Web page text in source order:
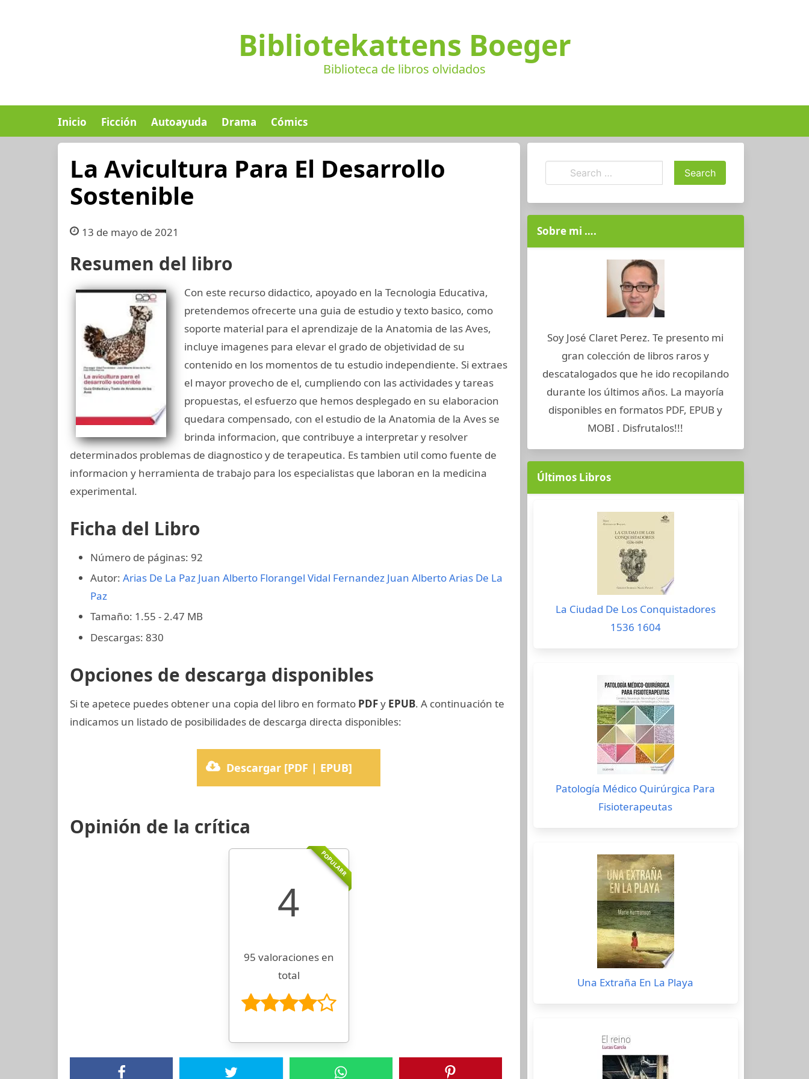
Bibliotekattens Boeger
Biblioteca de libros olvidados
Inicio Ficción Autoayuda Drama Cómics
La Avicultura Para El Desarrollo
Sostenible
13 de mayo de 2021
Resumen del libro
Con este recurso didactico, apoyado en la Tecnologia Educativa,
pretendemos ofrecerte una guia de estudio y texto basico, como
soporte material para el aprendizaje de la Anatomia de las Aves,
incluye imagenes para elevar el grado de objetividad de su
contenido en los momentos de tu estudio independiente. Si extraes
el mayor provecho de el, cumpliendo con las actividades y tareas
propuestas, el esfuerzo que hemos desplegado en su elaboracion
quedara compensado, con el estudio de la Anatomia de la Aves se
brinda informacion, que contribuye a interpretar y resolver
determinados problemas de diagnostico y de terapeutica. Es tambien util como fuente de
informacion y herramienta de trabajo para los especialistas que laboran en la medicina
experimental.
Ficha del Libro
Número de páginas: 92
Autor: Arias De La Paz Juan Alberto Florangel Vidal Fernandez Juan Alberto Arias De La
Paz
Tamaño: 1.55 - 2.47 MB
Descargas: 830
Opciones de descarga disponibles
Si te apetece puedes obtener una copia del libro en formato PDFy EPUB. A continuación te
indicamos un listado de posibilidades de descarga directa disponibles:
Descargar [PDF | EPUB]
Opinión de la crítica
POPULARR
4
95 valoraciones en
total
Sobre mi ….
Soy José Claret Perez. Te presento mi
gran colección de libros raros y
descatalogados que he ido recopilando
durante los últimos años. La mayoría
disponibles en formatos PDF, EPUB y
MOBI . Disfrutalos!!!
Últimos Libros
La Ciudad De Los Conquistadores
1536 1604
Patología Médico Quirúrgica Para
Fisioterapeutas
Una Extraña En La Playa